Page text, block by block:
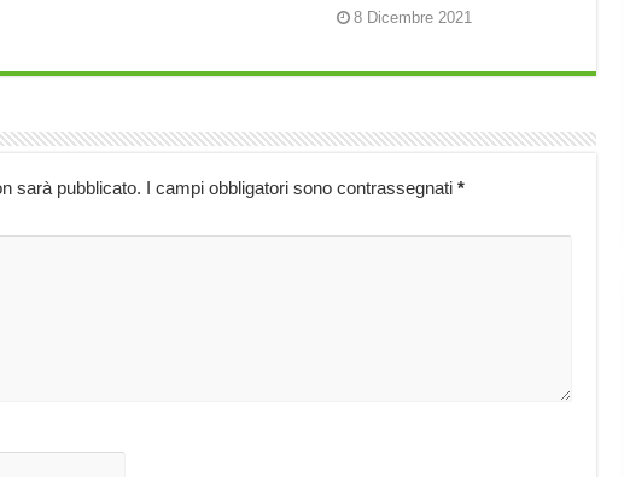
8 Dicembre 2021
sarà pubblicato. I campi obbligatori sono contrassegnati *